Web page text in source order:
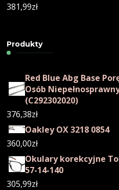
381,99zł
Produkty
Red Blue Abg Base
Osób
(C292302020)
376,38zł
Oakley OX 3218 0854
360,00zł
Okulary korekcyjne
57-14-140
305,99zł